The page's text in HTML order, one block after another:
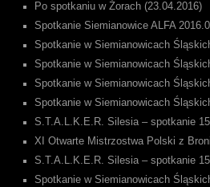
Po spotkaniu w Żorach (23.04.2016)
Spotkanie Siemianowice ALFA
Spotkanie w Siemianowicach
Spotkanie w Siemianowicach
Spotkanie w Siemianowicach
Spotkanie w Siemianowicach
S.T.A.L.K.E.R. Silesia – spotkanie
XI Otwarte Mistrzostwa Polski z
S.T.A.L.K.E.R. Silesia – spotkanie
Spotkanie w Siemianowicach